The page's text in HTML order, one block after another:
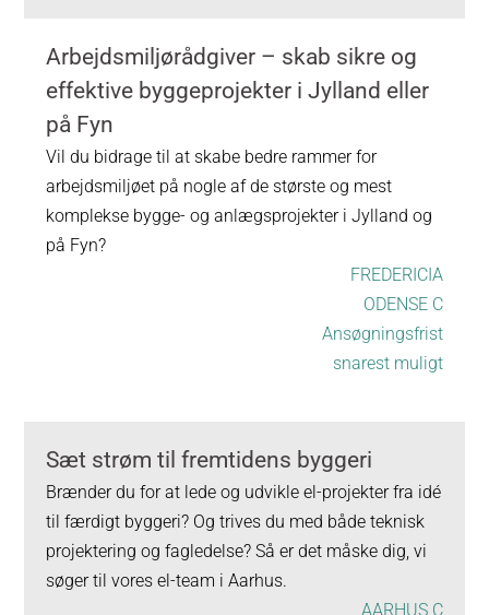
Arbejdsmiljørådgiver – skab sikre og
effektive byggeprojekter i Jylland eller
på Fyn
Vil du bidrage til at skabe bedre rammer for
arbejdsmiljøet på nogle af de største og mest
komplekse bygge- og anlægsprojekter i Jylland og
på Fyn?
FREDERICIA
ODENSE C
Ansøgningsfrist
snarest muligt
Sæt strøm til fremtidens byggeri
Brænder du for at lede og udvikle el-projekter fra idé
til færdigt byggeri? Og trives du med både teknisk
projektering og fagledelse? Så er det måske dig, vi
søger til vores el-team i Aarhus.
AARHUS C